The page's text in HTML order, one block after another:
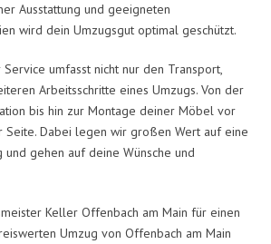
Ausstattung und geeigneten
wird dein Umzugsgut optimal geschützt.
umfasst nicht nur den Transport,
Arbeitsschritte eines Umzugs. Von der
bis hin zur Montage deiner Möbel vor
Seite. Dabei legen wir großen Wert auf eine
gehen auf deine Wünsche und
Keller Offenbach am Main für einen
Umzug von Offenbach am Main